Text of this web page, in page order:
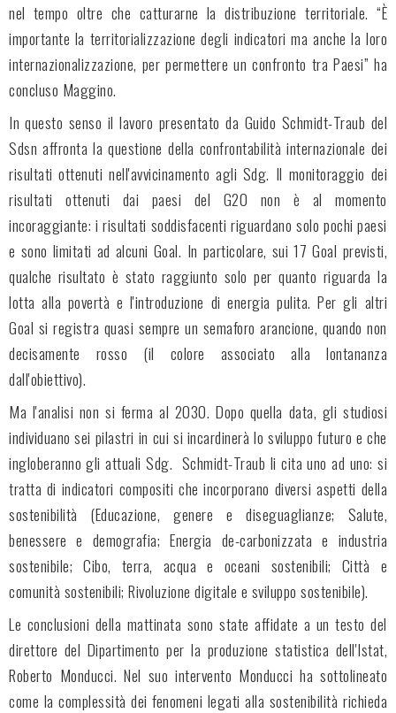
nel tempo oltre che catturarne la distribuzione territoriale. “È
importante la territorializzazione degli indicatori ma anche la loro
internazionalizzazione, per permettere un confronto tra Paesi” ha
concluso Maggino.
In questo senso il lavoro presentato da Guido Schmidt-Traub del
Sdsn affronta la questione della confrontabilità internazionale dei
risultati ottenuti nell'avvicinamento agli Sdg. Il monitoraggio dei
risultati ottenuti dai paesi del G20 non è al momento
incoraggiante: i risultati soddisfacenti riguardano solo pochi paesi
e sono limitati ad alcuni Goal. In particolare, sui 17 Goal previsti,
qualche risultato è stato raggiunto solo per quanto riguarda la
lotta alla povertà e l'introduzione di energia pulita. Per gli altri
Goal si registra quasi sempre un semaforo arancione, quando non
decisamente rosso (il colore associato alla lontananza
dall'obiettivo).
Ma l'analisi non si ferma al 2030. Dopo quella data, gli studiosi
individuano sei pilastri in cui si incardinerà lo sviluppo futuro e che
ingloberanno gli attuali Sdg. Schmidt-Traub li cita uno ad uno: si
tratta di indicatori compositi che incorporano diversi aspetti della
sostenibilità (Educazione, genere e diseguaglianze; Salute,
benessere e demografia; Energia de-carbonizzata e industria
sostenibile; Cibo, terra, acqua e oceani sostenibili; Città e
comunità sostenibili; Rivoluzione digitale e sviluppo sostenibile).
Le conclusioni della mattinata sono state affidate a un testo del
direttore del Dipartimento per la produzione statistica dell'Istat,
Roberto Monducci. Nel suo intervento Monducci ha sottolineato
come la complessità dei fenomeni legati alla sostenibilità richieda